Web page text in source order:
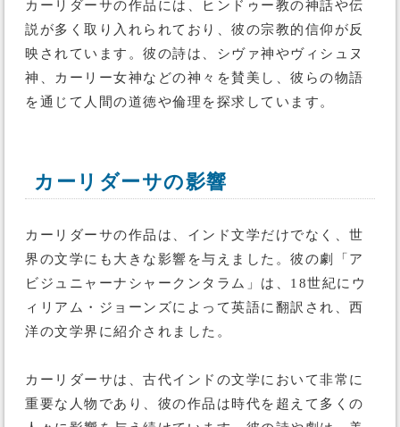
カーリダーサの作品には、ヒンドゥー教の神話や伝
説が多く取り入れられており、彼の宗教的信仰が反
映されています。彼の詩は、シヴァ神やヴィシュヌ
神、カーリー女神などの神々を賛美し、彼らの物語
を通じて人間の道徳や倫理を探求しています。
カーリダーサの影響
カーリダーサの作品は、インド文学だけでなく、世
界の文学にも大きな影響を与えました。彼の劇「ア
ビジュニャーナシャークンタラム」は、18世紀にウ
ィリアム・ジョーンズによって英語に翻訳され、西
洋の文学界に紹介されました。
カーリダーサは、古代インドの文学において非常に
重要な人物であり、彼の作品は時代を超えて多くの